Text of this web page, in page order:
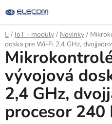
na
obsah
Domov
/ IoT - moduly / Novinky /
doska pre Wi-Fi 2,4 GHz,
vývojová
2,4 GHz,
procesor 240